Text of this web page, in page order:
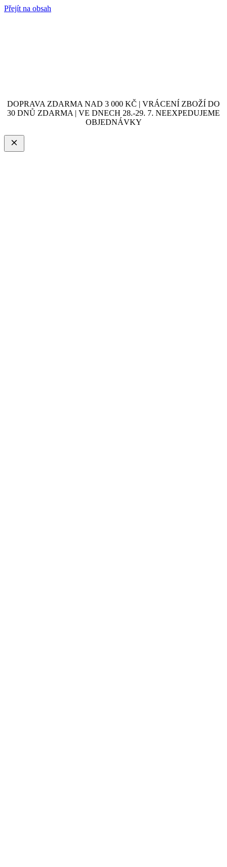
Přejít na obsah
DOPRAVA ZDARMA NAD 3 000 KČ | VRÁCENÍ ZBOŽÍ DO
30 DNŮ ZDARMA | VE DNECH 28.-29. 7. NEEXPEDUJEME
OBJEDNÁVKY